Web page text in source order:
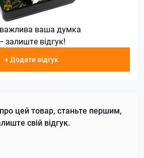
ваша думка
залиште відгук!
+ Додати відгук
цей товар, станьте першим,
свій відгук.